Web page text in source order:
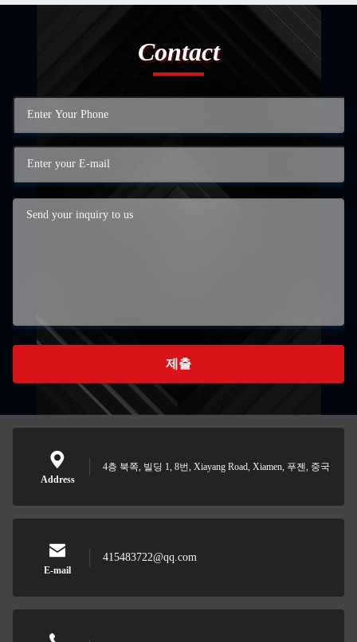
Contact
제출
Address
4층 북쪽, 빌딩 1, 8번, Xiayang Road, Xiamen, 푸젠, 중국
E-mail
415483722@qq.com